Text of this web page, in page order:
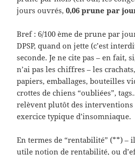
jours ouvrés,0,06 prune par
Bref : 6/100 ème de prune par
DPSP, quand on jette (c’est
seconde. Je ne cite pas – en fait,
n’ai pas les chiffres – les
papiers, emballages, bouteilles
crottes de chiens “oubliées”,
relèvent plutôt des interventions
exercice typique d’insomniaque.
En termes de “rentabilité” (**) –
utile notion de rentabilité, ou